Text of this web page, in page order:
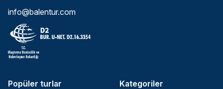
info@balentur.com
Popüler turlar Kategoriler